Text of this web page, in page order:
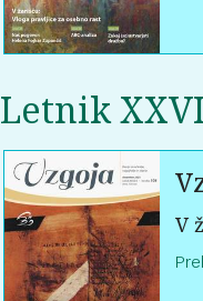
Letnik
V